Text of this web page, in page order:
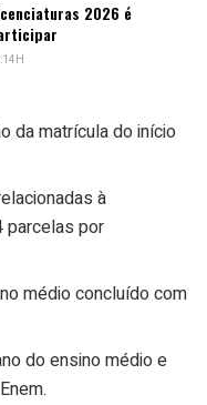
2026 é
da matrícula do início
à
parcelas por
médio concluído com
do ensino médio e